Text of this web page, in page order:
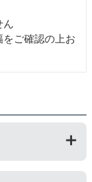
ん
ご確認の上お